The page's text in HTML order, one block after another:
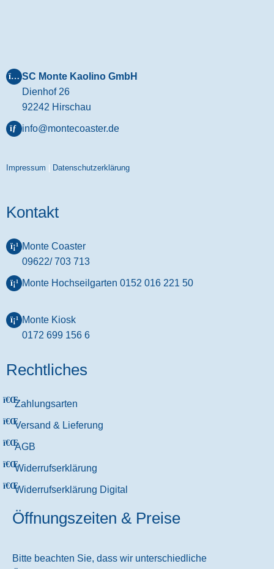
SC Monte Kaolino GmbH
Dienhof 26
92242 Hirschau
info@montecoaster.de
Impressum Datenschutzerklärung
Kontakt
Monte Coaster
09622/ 703 713
Monte Hochseilgarten 0152 016 221 50
Monte Kiosk
0172 699 156 6
Rechtliches
Zahlungsarten
Versand & Lieferung
AGB
Widerrufserklärung
Widerrufserklärung Digital
Öffnungszeiten & Preise
Bitte beachten Sie, dass wir unterschiedliche